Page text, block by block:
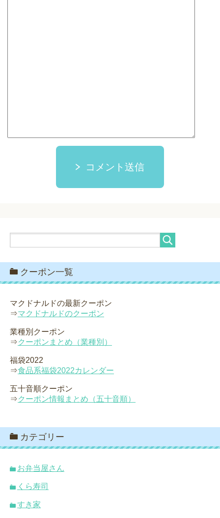
コメント送信
クーポン一覧
マクドナルドの最新クーポン
⇒マクドナルドのクーポン
業種別クーポン
⇒クーポンまとめ（業種別）
福袋2022
⇒食品系福袋2022カレンダー
五十音順クーポン
⇒クーポン情報まとめ（五十音順）
カテゴリー
お弁当屋さん
くら寿司
すき家